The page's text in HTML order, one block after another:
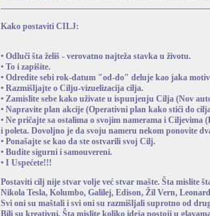
Kako postaviti CILJ:
• Odluči šta želiš - verovatno najteža stavka u životu.
• To i zapišite.
• Odredite sebi rok-datum "od-do" deluje kao jaka
• Razmišljajte o Cilju-vizuelizacija cilja.
• Zamislite sebe kako uživate u ispunjenju Cilja (Nov
• Napravite plan akcije (Operativni plan kako stići do
• Ne pričajte sa ostalima o svojim namerama i
i poleta. Dovoljno je da svoju nameru nekom ponovite
• Ponašajte se kao da ste ostvarili svoj Cilj.
• Budite sigurni i samouvereni.
• I Uspećete!!!
Postaviti cilj nije stvar volje već stvar mašte. Šta mislite
Nikola Tesla, Kolumbo, Galilej, Edison, Žil Vern,
Svi oni su maštali i svi oni su razmišljali suprotno od
Bili su kreativni. Šta mislite koliko ideja postoji u